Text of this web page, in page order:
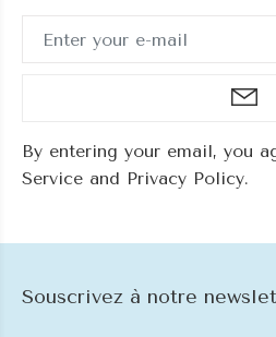
By entering your email, you
Service and Privacy Policy.
Souscrivez à notre